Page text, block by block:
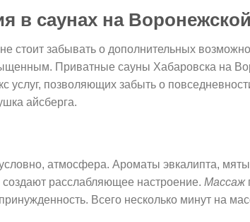
в саунах на Воронежской
стоит забывать о дополнительных
Приватные сауны Хабаровска на
услуг, позволяющих забыть о
айсберга.
атмосфера. Ароматы эвкалипта,
расслабляющее настроение. Массаж
Всего несколько минут на